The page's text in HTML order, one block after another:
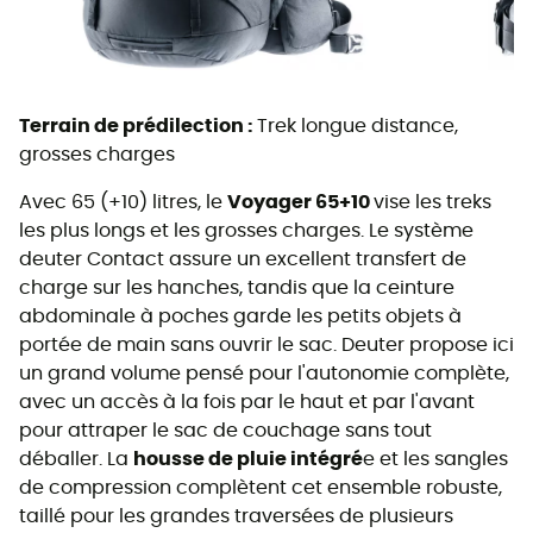
Terrain de prédilection : Trek longue distance,
grosses charges
Avec 65 (+10) litres, le Voyager 65+10vise les treks
les plus longs et les grosses charges. Le système
deuter Contact assure un excellent transfert de
charge sur les hanches, tandis que la ceinture
abdominale à poches garde les petits objets à
portée de main sans ouvrir le sac. Deuter propose ici
un grand volume pensé pour l'autonomie complète,
avec un accès à la fois par le haut et par l'avant
pour attraper le sac de couchage sans tout
déballer. La housse de pluie intégrée et les sangles
de compression complètent cet ensemble robuste,
taillé pour les grandes traversées de plusieurs